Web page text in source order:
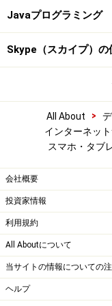
Javaプログラミング
Skype（スカイプ）の
All About >
インターネッ
スマホ・タブ
会社概要
投資家情報
利用規約
All Aboutについて
当サイトの情報についての
ヘルプ